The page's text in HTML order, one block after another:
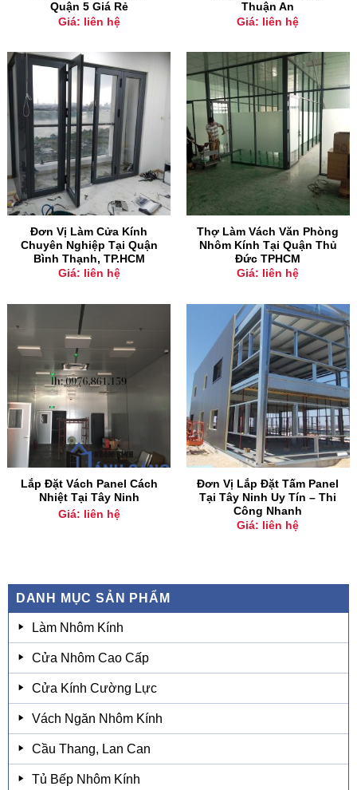
DANH MỤC SẢN PHẨM
Làm Nhôm Kính
Cửa Nhôm Cao Cấp
Cửa Kính Cường Lực
Vách Ngăn Nhôm Kính
Cầu Thang, Lan Can
Tủ Bếp Nhôm Kính
Quận 5 Giá Rẻ
Giá: liên hệ
Thuận An
Giá: liên hệ
Đơn Vị Làm Cửa Kính
Chuyên Nghiệp Tại Quận
Bình Thạnh, TP.HCM
Giá: liên hệ
Thợ Làm Vách Văn Phòng
Nhôm Kính Tại Quận Thủ
Đức TPHCM
Giá: liên hệ
Lắp Đặt Vách Panel Cách
Nhiệt Tại Tây Ninh
Giá: liên hệ
Đơn Vị Lắp Đặt Tấm Panel
Tại Tây Ninh Uy Tín – Thi
Công Nhanh
Giá: liên hệ